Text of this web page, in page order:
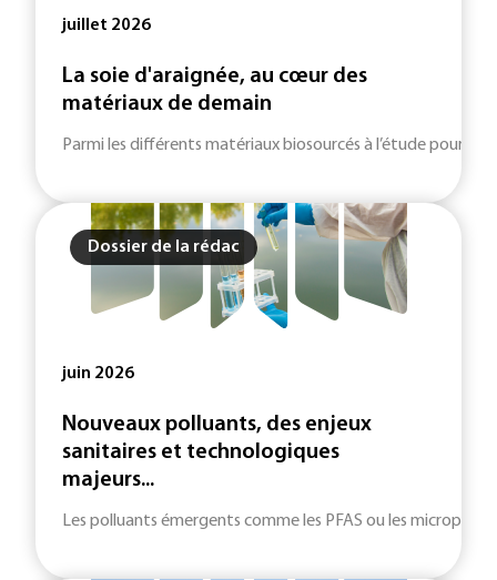
juillet 2026
La soie d'araignée, au cœur des
matériaux de demain
Parmi les différents matériaux biosourcés à l’étude pour le
Dossier de la rédac
juin 2026
Nouveaux polluants, des enjeux
sanitaires et technologiques
majeurs...
Les polluants émergents comme les PFAS ou les